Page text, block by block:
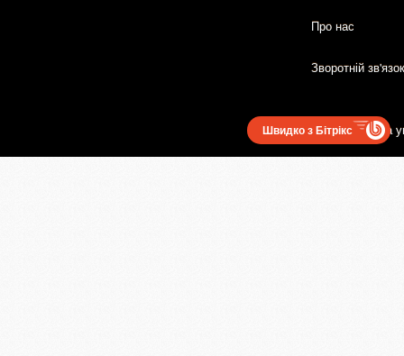
Про нас
Зворотній зв'язок
Користувацька
Швидко з Бітрікс